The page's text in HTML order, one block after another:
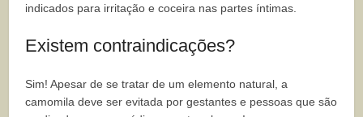
indicados para irritação e coceira nas partes íntimas.
Existem contraindicações?
Sim! Apesar de se tratar de um elemento natural, a
camomila deve ser evitada por gestantes e pessoas que são